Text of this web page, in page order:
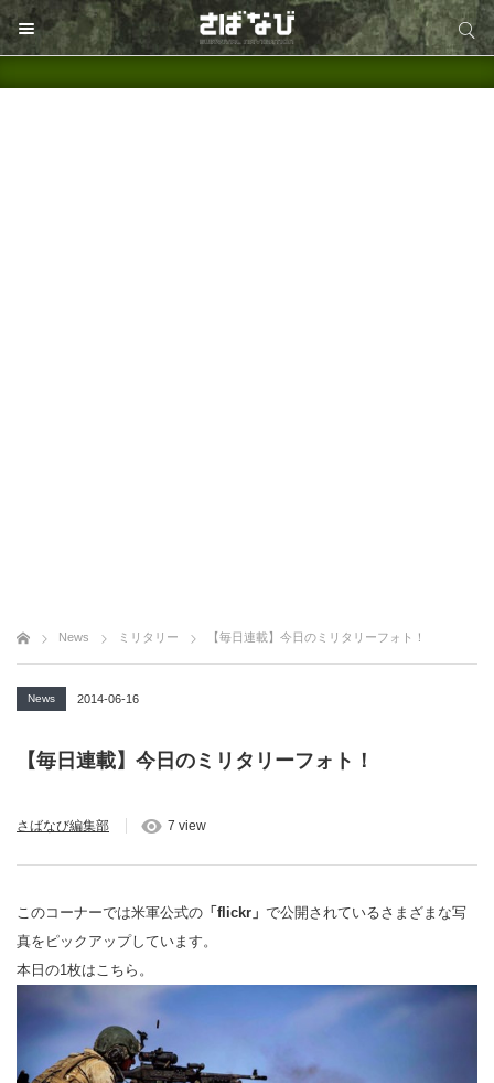
サイト内検索
News ミリタリー 【毎日連載】今日のミリタリーフォト！
News 2014-06-16
【毎日連載】今日のミリタリーフォト！
さばなび編集部 7 view
このコーナーでは米軍公式の 「flickr」 で公開されているさまざまな写
真をピックアップしています。
本日の1枚はこちら。
サイト内検索